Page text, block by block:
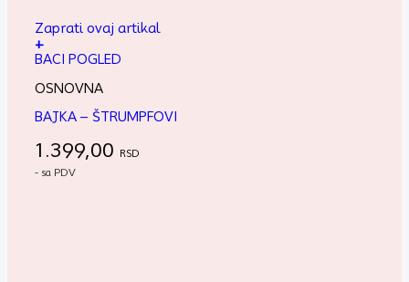
Zaprati ovaj artikal
+
BACI POGLED
OSNOVNA
BAJKA – ŠTRUMPFOVI
1.399,00 RSD
- sa PDV